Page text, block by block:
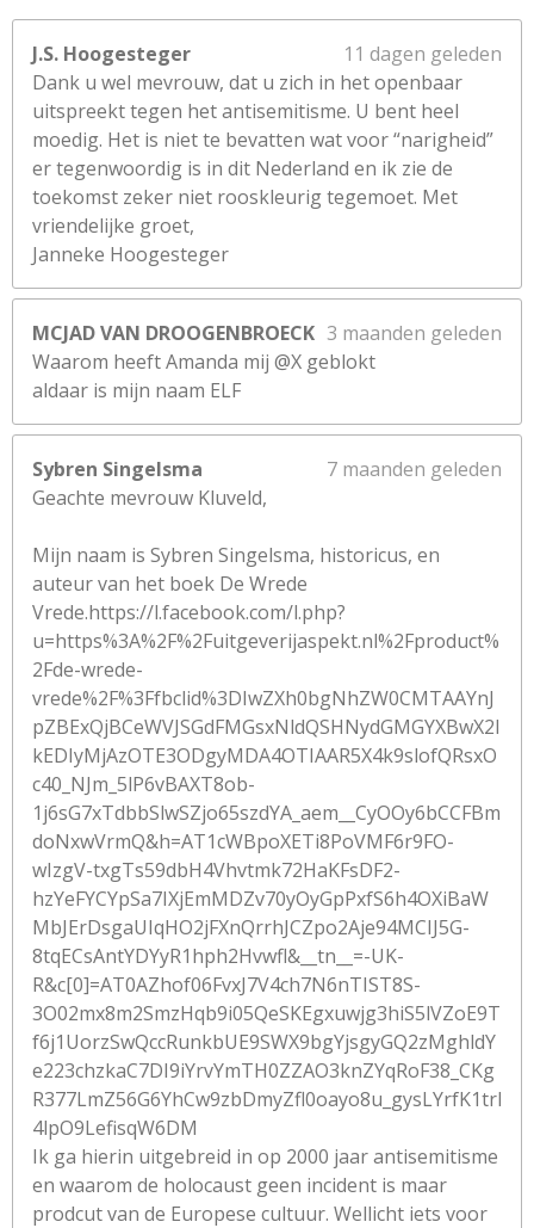
J.S. Hoogesteger
11 dagen geleden
Dank u wel mevrouw, dat u zich in het openbaar
uitspreekt tegen het antisemitisme. U bent heel
moedig. Het is niet te bevatten wat voor “narigheid”
er tegenwoordig is in dit Nederland en ik zie de
toekomst zeker niet rooskleurig tegemoet. Met
vriendelijke groet,
Janneke Hoogesteger
MCJAD VAN DROOGENBROECK 3 maanden geleden
Waarom heeft Amanda mij @X geblokt
aldaar is mijn naam ELF
Sybren Singelsma
7 maanden geleden
Geachte mevrouw Kluveld,
Mijn naam is Sybren Singelsma, historicus, en
auteur van het boek De Wrede
Vrede.https://l.facebook.com/l.php?
u=https%3A%2F%2Fuitgeverijaspekt.nl%2Fproduct%
2Fde-wrede-
vrede%2F%3Ffbclid%3DIwZXh0bgNhZW0CMTAAYnJ
pZBExQjBCeWVJSGdFMGsxNldQSHNydGMGYXBwX2l
kEDIyMjAzOTE3ODgyMDA4OTIAAR5X4k9slofQRsxO
c40_NJm_5lP6vBAXT8ob-
1j6sG7xTdbbSlwSZjo65szdYA_aem__CyOOy6bCCFBm
doNxwVrmQ&h=AT1cWBpoXETi8PoVMF6r9FO-
wIzgV-txgTs59dbH4Vhvtmk72HaKFsDF2-
hzYeFYCYpSa7IXjEmMDZv70yOyGpPxfS6h4OXiBaW
MbJErDsgaUIqHO2jFXnQrrhJCZpo2Aje94MCIJ5G-
8tqECsAntYDYyR1hph2Hvwfl&__tn__=-UK-
R&c[0]=AT0AZhof06FvxJ7V4ch7N6nTIST8S-
3O02mx8m2SmzHqb9i05QeSKEgxuwjg3hiS5lVZoE9T
f6j1UorzSwQccRunkbUE9SWX9bgYjsgyGQ2zMghldY
e223chzkaC7DI9iYrvYmTH0ZZAO3knZYqRoF38_CKg
R377LmZ56G6YhCw9zbDmyZfl0oayo8u_gysLYrfK1trl
4lpO9LefisqW6DM
Ik ga hierin uitgebreid in op 2000 jaar antisemitisme
en waarom de holocaust geen incident is maar
prodcut van de Europese cultuur. Wellicht iets voor